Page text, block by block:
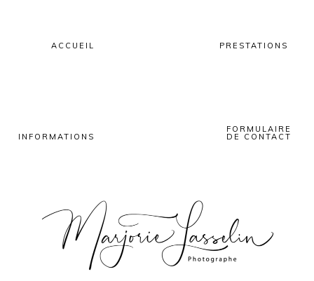
ACCUEIL
INFORMATIONS
PRESTATIONS
FORMULAIRE
DE CONTACT